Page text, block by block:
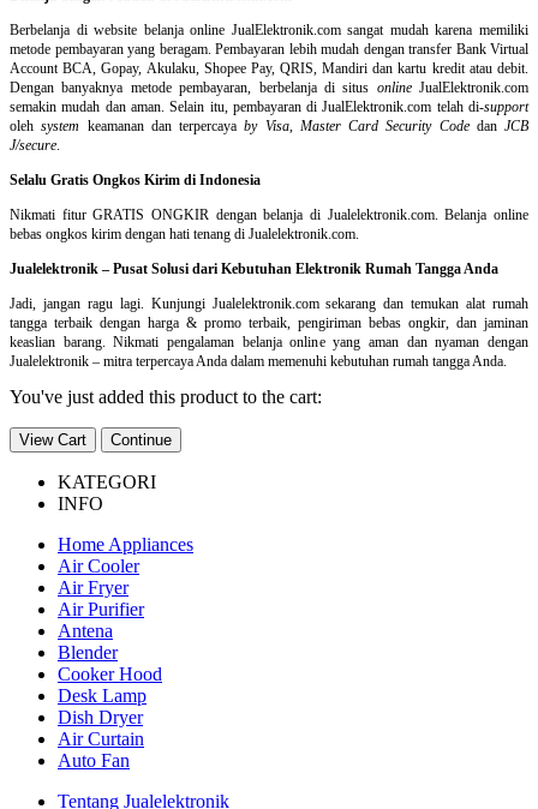
Berbelanja diwebsite belanja online JualElektronik.com sangat mudah karena memiliki
metode pembayaran yang beragam. Pembayaran lebih mudah dengan transfer Bank Virtual
Account BCA, Gopay, Akulaku, Shopee Pay, QRIS, Mandiri dan kartu kredit atau debit.
Dengan banyaknya metode pembayaran, berbelanja di situs onlineJualElektronik.com
semakin mudah dan aman. Selain itu, pembayaran di JualElektronik.com telah di-support
olehsystem keamanan dan terpercayaby Visa, Master Card Security Codedan JCB
J/secure.
Selalu Gratis Ongkos Kirim di Indonesia
Nikmati fitur GRATIS ONGKIR dengan belanja di Jualelektronik.com. Belanja online
bebas ongkos kirim dengan hati tenang di Jualelektronik.com.
Jualelektronik – Pusat Solusi dari Kebutuhan Elektronik Rumah Tangga Anda
Jadi, jangan ragu lagi. Kunjungi Jualelektronik.com sekarang dan temukan alat rumah
tangga terbaik dengan harga & promo terbaik, pengiriman bebas ongkir, dan jaminan
keaslian barang. Nikmati pengalaman belanja online yang aman dan nyaman dengan
Jualelektronik – mitra terpercaya Anda dalam memenuhi kebutuhan rumah tangga Anda.
You've just added this product to the cart:
View Cart Continue
KATEGORI
INFO
Home Appliances
Air Cooler
Air Fryer
Air Purifier
Antena
Blender
Cooker Hood
Desk Lamp
Dish Dryer
Air Curtain
Auto Fan
Tentang Jualelektronik